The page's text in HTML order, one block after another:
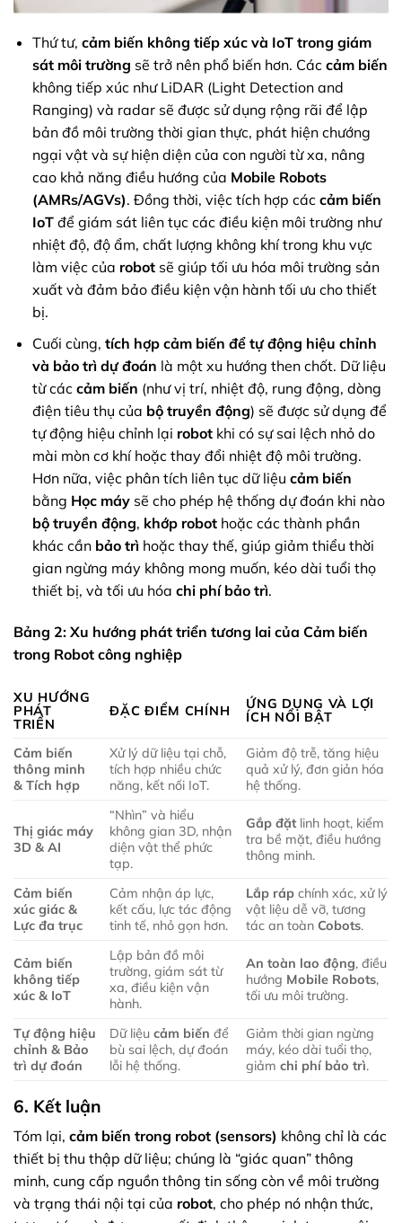
Thứ tư, cảm biến không tiếp xúc và IoT trong giám
sát môi trường sẽ trở nên phổ biến hơn. Các cảm biến
không tiếp xúc như LiDAR (Light Detection and
Ranging) và radar sẽ được sử dụng rộng rãi để lập
bản đồ môi trường thời gian thực, phát hiện chướng
ngại vật và sự hiện diện của con người từ xa, nâng
cao khả năng điều hướng của Mobile Robots
(AMRs/AGVs). Đồng thời, việc tích hợp các cảm biến
IoTđể giám sát liên tục các điều kiện môi trường như
nhiệt độ, độ ẩm, chất lượng không khí trong khu vực
làm việc của robotsẽ giúp tối ưu hóa môi trường sản
xuất và đảm bảo điều kiện vận hành tối ưu cho thiết
bị.
Cuối cùng, tích hợp cảm biến để tự động hiệu chỉnh
và bảo trì dự đoán là một xu hướng then chốt. Dữ liệu
từ các cảm biến (như vị trí, nhiệt độ, rung động, dòng
điện tiêu thụ của bộ truyền động) sẽ được sử dụng để
tự động hiệu chỉnh lại robotkhi có sự sai lệch nhỏ do
mài mòn cơ khí hoặc thay đổi nhiệt độ môi trường.
Hơn nữa, việc phân tích liên tục dữ liệu cảm biến
bằng Học máysẽ cho phép hệ thống dự đoán khi nào
bộ truyền động, khớp robothoặc các thành phần
khác cần bảo trìhoặc thay thế, giúp giảm thiểu thời
gian ngừng máy không mong muốn, kéo dài tuổi thọ
thiết bị, và tối ưu hóa chi phí bảo trì.
Bảng 2: Xu hướng phát triển tương lai của Cảm biến
trong Robot công nghiệp
XU HƯỚNG
PHÁT
TRIỂN
ĐẶC ĐIỂM CHÍNH
ỨNG DỤNG VÀ LỢI
ÍCH NỔI BẬT
Cảm biến
thông minh
& Tích hợp
Xử lý dữ liệu tại chỗ,
tích hợp nhiều chức
năng, kết nối IoT.
Giảm độ trễ, tăng hiệu
quả xử lý, đơn giản hóa
hệ thống.
Thị giác máy
3D & AI
“Nhìn” và hiểu
không gian 3D, nhận
diện vật thể phức
tạp.
Gắp đặtlinh hoạt, kiểm
tra bề mặt, điều hướng
thông minh.
Cảm biến
xúc giác &
Lực đa trục
Cảm nhận áp lực,
kết cấu, lực tác động
tinh tế, nhỏ gọn hơn.
Lắp ráp chính xác, xử lý
vật liệu dễ vỡ, tương
tác an toànCobots.
Cảm biến
không tiếp
xúc & IoT
Lập bản đồ môi
trường, giám sát từ
xa, điều kiện vận
hành.
An toàn lao động, điều
hướng Mobile Robots,
tối ưu môi trường.
Tự động hiệu
chỉnh & Bảo
trì dự đoán
Dữ liệucảm biến để
bù sai lệch, dự đoán
lỗi hệ thống.
Giảm thời gian ngừng
máy, kéo dài tuổi thọ,
giảmchi phí bảo trì.
6. Kết luận
Tóm lại, cảm biến trong robot (sensors) không chỉ là các
thiết bị thu thập dữ liệu; chúng là “giác quan” thông
minh, cung cấp nguồn thông tin sống còn về môi trường
và trạng thái nội tại của robot, cho phép nó nhận thức,